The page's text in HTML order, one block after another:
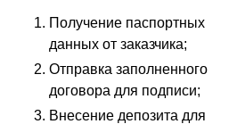
Получение паспортных
данных от заказчика;
Отправка заполненного
договора для подписи;
Внесение депозита для